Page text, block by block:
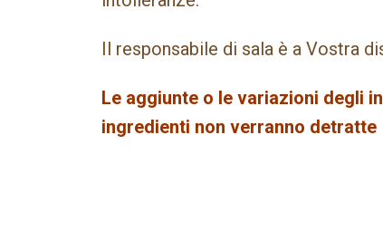
Il responsabile di sala è a Vostra
Le aggiunte o le variazioni degli
ingredienti non verranno detratte